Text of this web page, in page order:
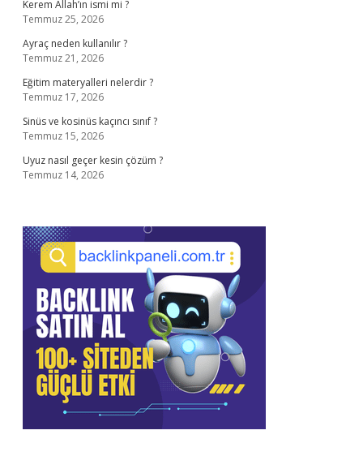
Kerem Allah’ın ismi mi ?
Temmuz 25, 2026
Ayraç neden kullanılır ?
Temmuz 21, 2026
Eğitim materyalleri nelerdir ?
Temmuz 17, 2026
Sinüs ve kosinüs kaçıncı sınıf ?
Temmuz 15, 2026
Uyuz nasıl geçer kesin çözüm ?
Temmuz 14, 2026